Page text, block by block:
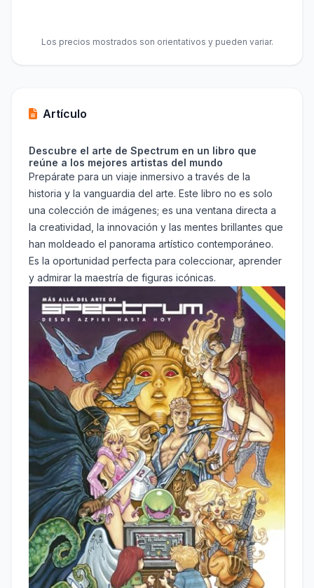
Los precios mostrados son orientativos y pueden variar.
Artículo
Descubre el arte de Spectrum en un libro que
reúne a los mejores artistas del mundo
Prepárate para un viaje inmersivo a través de la
historia y la vanguardia del arte. Este libro no es solo
una colección de imágenes; es una ventana directa a
la creatividad, la innovación y las mentes brillantes que
han moldeado el panorama artístico contemporáneo.
Es la oportunidad perfecta para coleccionar, aprender
y admirar la maestría de figuras icónicas.